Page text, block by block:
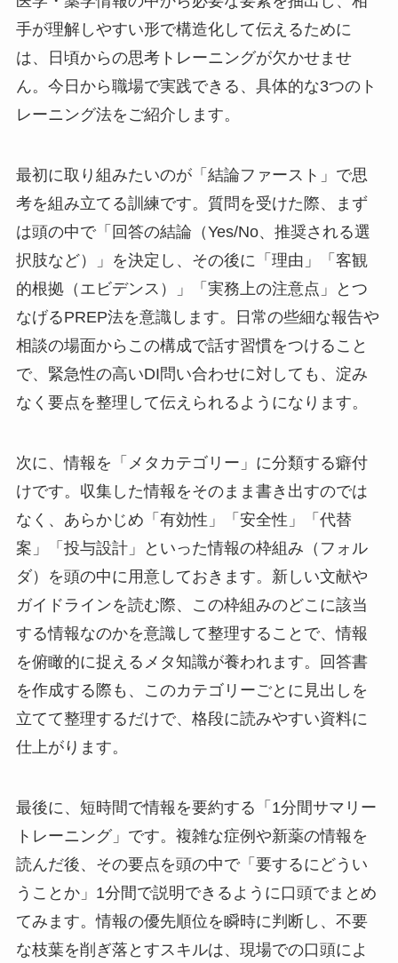
手が理解しやすい形で構造化して伝えるために
は、日頃からの思考トレーニングが欠かせませ
ん。今日から職場で実践できる、具体的な3つのト
レーニング法をご紹介します。
最初に取り組みたいのが「結論ファースト」で思
考を組み立てる訓練です。質問を受けた際、まず
は頭の中で「回答の結論（Yes/No、推奨される選
択肢など）」を決定し、その後に「理由」「客観
的根拠（エビデンス）」「実務上の注意点」とつ
なげるPREP法を意識します。日常の些細な報告や
相談の場面からこの構成で話す習慣をつけること
で、緊急性の高いDI問い合わせに対しても、淀み
なく要点を整理して伝えられるようになります。
次に、情報を「メタカテゴリー」に分類する癖付
けです。収集した情報をそのまま書き出すのでは
なく、あらかじめ「有効性」「安全性」「代替
案」「投与設計」といった情報の枠組み（フォル
ダ）を頭の中に用意しておきます。新しい文献や
ガイドラインを読む際、この枠組みのどこに該当
する情報なのかを意識して整理することで、情報
を俯瞰的に捉えるメタ知識が養われます。回答書
を作成する際も、このカテゴリーごとに見出しを
立てて整理するだけで、格段に読みやすい資料に
仕上がります。
最後に、短時間で情報を要約する「1分間サマリー
トレーニング」です。複雑な症例や新薬の情報を
読んだ後、その要点を頭の中で「要するにどうい
うことか」1分間で説明できるように口頭でまとめ
てみます。情報の優先順位を瞬時に判断し、不要
な枝葉を削ぎ落とすスキルは、現場での口頭によ